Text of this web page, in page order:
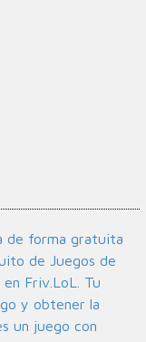
de forma gratuita
de Juegos de
Friv.LoL. Tu
y obtener la
un juego con